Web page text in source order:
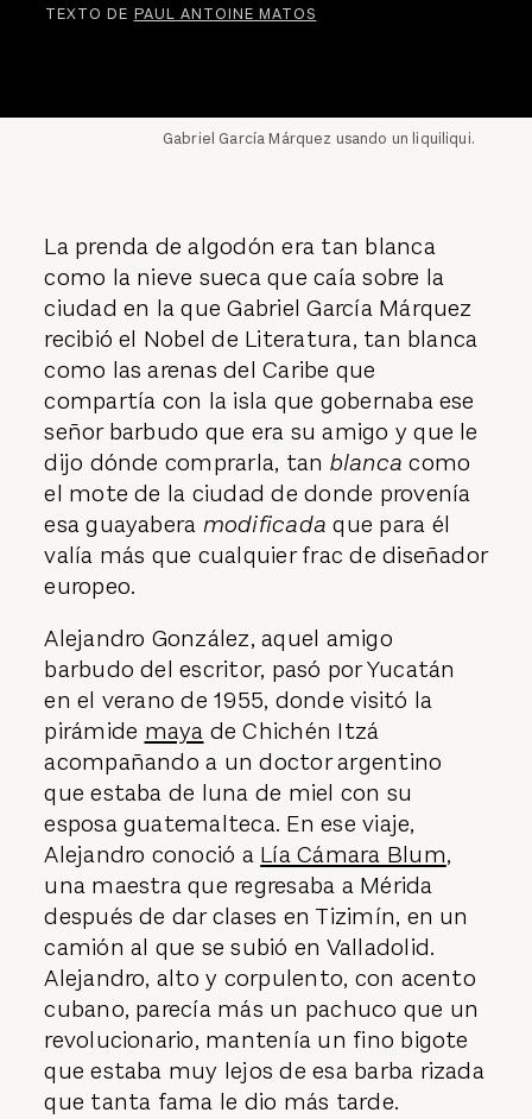
TEXTO DE PAUL ANTOINE MATOS
Gabriel García Márquez usando un liquiliqui.
La prenda de algodón era tan blanca
como la nieve sueca que caía sobre la
ciudad en la que Gabriel García Márquez
recibió el Nobel de Literatura, tan blanca
como las arenas del Caribe que
compartía con la isla que gobernaba ese
señor barbudo que era su amigo y que le
dijo dónde comprarla, tan blanca como
el mote de la ciudad de donde provenía
esa guayabera modificada que para él
valía más que cualquier frac de diseñador
europeo.
Alejandro González, aquel amigo
barbudo del escritor, pasó por Yucatán
en el verano de 1955, donde visitó la
pirámide maya de Chichén Itzá
acompañando a un doctor argentino
que estaba de luna de miel con su
esposa guatemalteca. En ese viaje,
Alejandro conoció a Lía Cámara Blum,
una maestra que regresaba a Mérida
después de dar clases en Tizimín, en un
camión al que se subió en Valladolid.
Alejandro, alto y corpulento, con acento
cubano, parecía más un pachuco que un
revolucionario, mantenía un fino bigote
que estaba muy lejos de esa barba rizada
que tanta fama le dio más tarde.